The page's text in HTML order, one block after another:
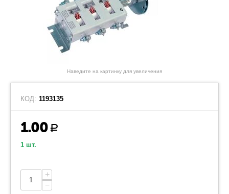
Наведите на картинку для увеличения
КОД: 1193135
1.00 Р
1 шт.
+
−